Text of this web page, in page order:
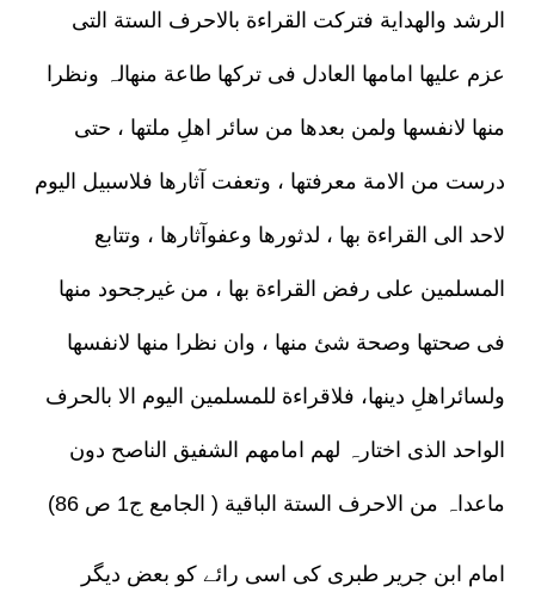
الرشد والھدایة فترکت القراءة بالاحرف الستة التی
عزم علیھا امامھا العادل فی ترکھا طاعة منھالہ ونظرا
منھا لانفسھا ولمن بعدھا من سائر اھلِ ملتھا ، حتی
درست من الامة معرفتھا ، وتعفت آثارھا فلاسبیل الیوم
لاحد الی القراءة بھا ، لدثورھا وعفوآثارھا ، وتتابع
المسلمین علی رفض القراءة بھا ، من غیرجحود منھا
فی صحتھا وصحة شئ منھا ، وان نظرا منھا لانفسھا
ولسائراھلِ دینھا، فلاقراءة للمسلمین الیوم الا بالحرف
الواحد الذی اختارہ لھم امامھم الشفیق الناصح دون
ماعداہ من الاحرف الستة الباقیة ( الجامع ج1 ص 86)
امام ابن جریر طبری کی اسی رائے کو بعض دیگر